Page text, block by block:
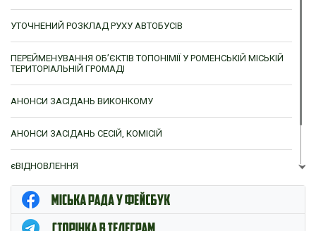
УТОЧНЕНИЙ РОЗКЛАД РУХУ АВТОБУСІВ
ПЕРЕЙМЕНУВАННЯ ОБ’ЄКТІВ ТОПОНІМІЇ У РОМЕНСЬКІЙ МІСЬКІЙ
ТЕРИТОРІАЛЬНІЙ ГРОМАДІ
АНОНСИ ЗАСІДАНЬ ВИКОНКОМУ
АНОНСИ ЗАСІДАНЬ СЕСІЙ, КОМІСІЙ
єВІДНОВЛЕННЯ
ЦНАП м. Ромни